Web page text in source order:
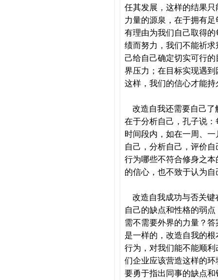
任其发展，这样的结果
力量的源泉，在于拥有
有理由为我们自己取得
绩而努力，我们不能祈
己给自己确定切实可行
界压力；在目标实现遇
这样，我们的信心才能持
改造自我还需要自己
在于分析自己，孔子说
时间段内，如在一周、
自己，分析自己，评价
行为哪些不符合修身之
的信心，也不致于认为
改造自我成功与否关
自己的缺点和性格的弱
需不需要外界的力量？
是一样的，改造自我的
行为，对我们能不能顺
们企业应该营造这样的
要勇于指出同事的缺点